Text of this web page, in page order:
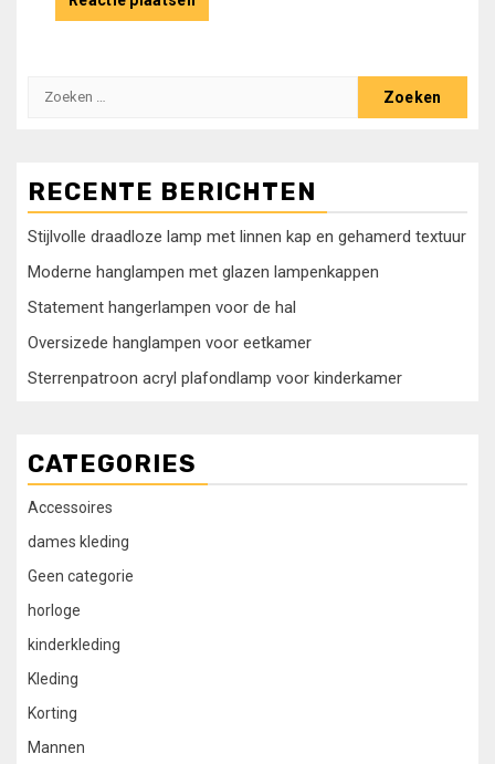
Zoeken
RECENTE BERICHTEN
Stijlvolle draadloze lamp met linnen kap en gehamerd textuur
Moderne hanglampen met glazen lampenkappen
Statement hangerlampen voor de hal
Oversizede hanglampen voor eetkamer
Sterrenpatroon acryl plafondlamp voor kinderkamer
CATEGORIES
Accessoires
dames kleding
Geen categorie
horloge
kinderkleding
Kleding
Korting
Mannen